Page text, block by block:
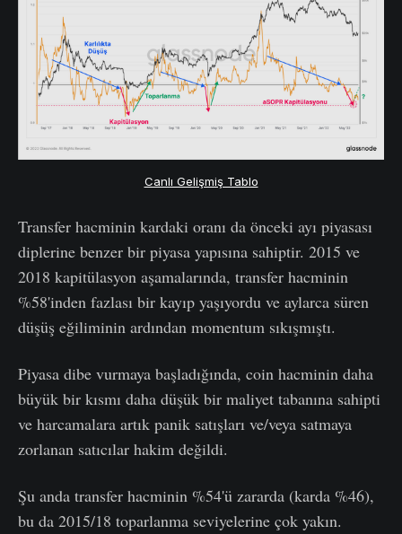
Canlı Gelişmiş Tablo
Transfer hacminin kardaki oranı da önceki ayı piyasası
diplerine benzer bir piyasa yapısına sahiptir. 2015 ve
2018 kapitülasyon aşamalarında, transfer hacminin
%58'inden fazlası bir kayıp yaşıyordu ve aylarca süren
düşüş eğiliminin ardından momentum sıkışmıştı.
Piyasa dibe vurmaya başladığında, coin hacminin daha
büyük bir kısmı daha düşük bir maliyet tabanına sahipti
ve harcamalara artık panik satışları ve/veya satmaya
zorlanan satıcılar hakim değildi.
Şu anda transfer hacminin %54'ü zararda (karda %46),
bu da 2015/18 toparlanma seviyelerine çok yakın.